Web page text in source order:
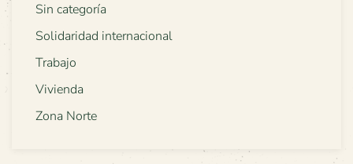
Sin categoría
Solidaridad internacional
Trabajo
Vivienda
Zona Norte